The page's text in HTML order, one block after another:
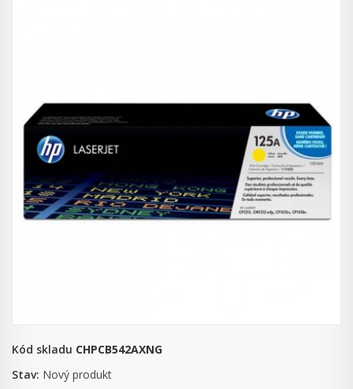
Kód skladu CHPCB542AXNG
Stav: Nový produkt